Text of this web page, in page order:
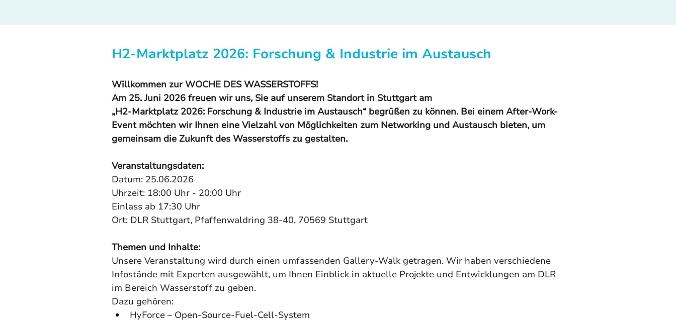
H2-Marktplatz 2026: Forschung & Industrie im Austausch
Willkommen zur WOCHE DES WASSERSTOFFS!
Am 25. Juni 2026 freuen wir uns, Sie auf unserem Standort in Stuttgart am
„H2-Marktplatz 2026: Forschung & Industrie im Austausch“ begrüßen zu können. Bei einem After-Work-
Event möchten wir Ihnen eine Vielzahl von Möglichkeiten zum Networking und Austausch bieten, um
gemeinsam die Zukunft des Wasserstoffs zu gestalten.
Veranstaltungsdaten:
Datum: 25.06.2026
Uhrzeit: 18:00 Uhr - 20:00 Uhr
Einlass ab 17:30 Uhr
Ort: DLR Stuttgart, Pfaffenwaldring 38-40, 70569 Stuttgart
Themen und Inhalte:
Unsere Veranstaltung wird durch einen umfassenden Gallery-Walk getragen. Wir haben verschiedene
Infostände mit Experten ausgewählt, um Ihnen Einblick in aktuelle Projekte und Entwicklungen am DLR
im Bereich Wasserstoff zu geben.
Dazu gehören:
HyForce – Open-Source-Fuel-Cell-System